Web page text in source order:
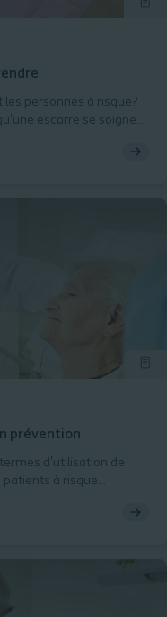
les personnes à risque?
escarre se soigne?
prévention
d'utilisation de
à risque